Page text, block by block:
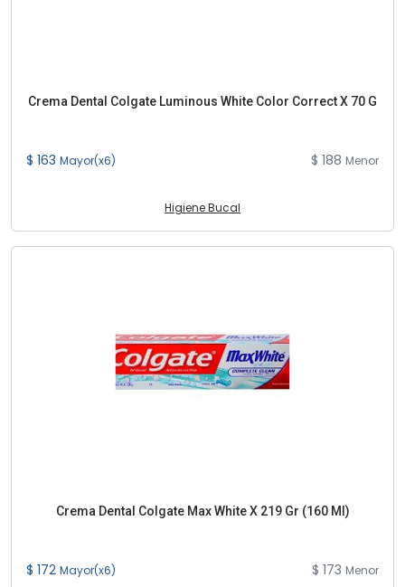
Crema Dental Colgate Luminous White Color Correct X 70 G
$ 163 Mayor(x6) $ 188 Menor
Higiene Bucal
Crema Dental Colgate Max White X 219 Gr (160 Ml)
$ 172 Mayor(x6) $ 173 Menor